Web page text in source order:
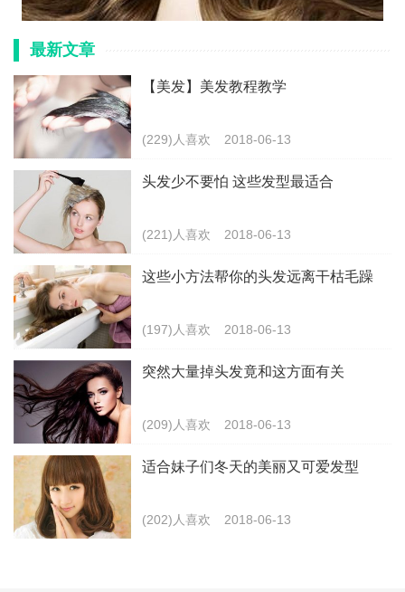
最新文章
【美发】美发教程教学
(229)人喜欢 2018-06-13
头发少不要怕 这些发型最适合
(221)人喜欢 2018-06-13
这些小方法帮你的头发远离干枯毛躁
(197)人喜欢 2018-06-13
突然大量掉头发竟和这方面有关
(209)人喜欢 2018-06-13
适合妹子们冬天的美丽又可爱发型
(202)人喜欢 2018-06-13